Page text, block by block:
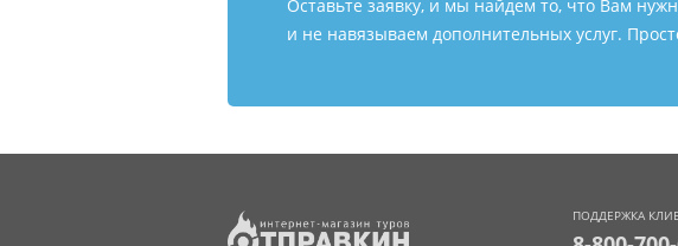
Оставьте заявку, и мы найдем то, что Вам
и не навязываем дополнительных услуг.
ПОДДЕРЖКА